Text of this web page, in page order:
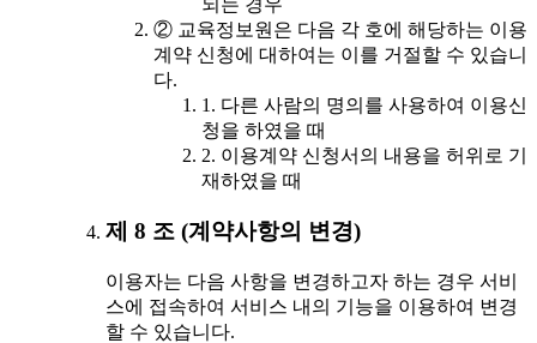
② 교육정보원은 다음 각 호에 해당하는 이용
계약 신청에 대하여는 이를 거절할 수 있습니
다.
1. 다른 사람의 명의를 사용하여 이용신
청을 하였을 때
2. 이용계약 신청서의 내용을 허위로 기
재하였을 때
제 8 조 (계약사항의 변경)
이용자는 다음 사항을 변경하고자 하는 경우 서비
스에 접속하여 서비스 내의 기능을 이용하여 변경
할 수 있습니다.